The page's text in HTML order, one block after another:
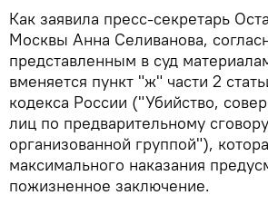
Как заявила пресс-секретарь
Москвы Анна Селиванова,
представленным в суд
вменяется пункт "ж" части 2
кодекса России ("Убийство,
лиц по предварительному
организованной группой"),
максимального наказания
пожизненное заключение.